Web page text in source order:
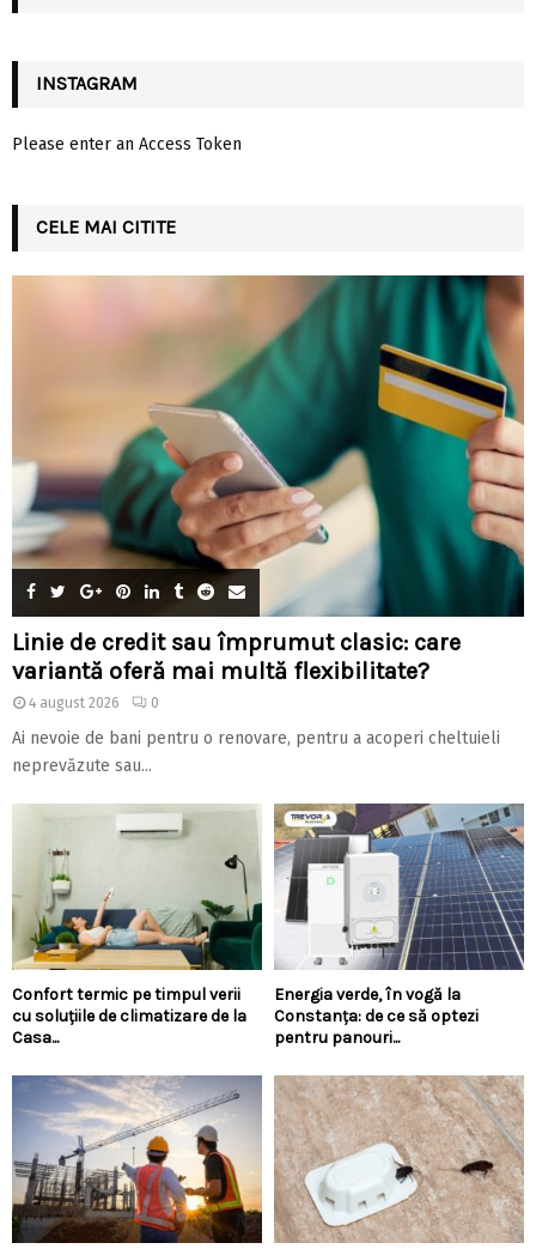
INSTAGRAM
Please enter an Access Token
CELE MAI CITITE
Linie de credit sau împrumut clasic: care
variantă oferă mai multă flexibilitate?
4 august 2026 0
Ai nevoie de bani pentru o renovare, pentru a acoperi cheltuieli
neprevăzute sau...
Confort termic pe timpul verii
cu soluțiile de climatizare de la
Casa...
Energia verde, în vogă la
Constanța: de ce să optezi
pentru panouri...